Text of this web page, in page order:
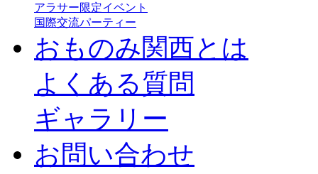
アラサー限定イベント
国際交流パーティー
おものみ関西とは
よくある質問
ギャラリー
お問い合わせ